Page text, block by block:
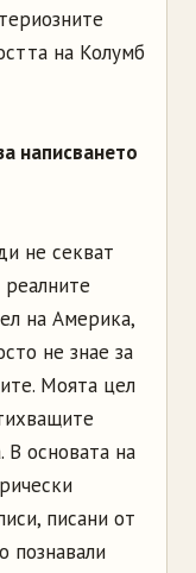
на Колумб
написването
не секват
на Америка,
не знае за
Моята цел
В основата на
писани от
познавали